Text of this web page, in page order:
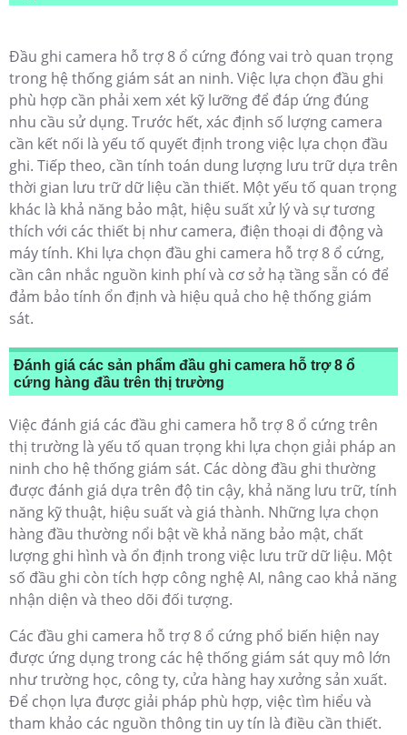
Đầu ghi camera hỗ trợ 8 ổ cứng đóng vai trò quan trọng
trong hệ thống giám sát an ninh. Việc lựa chọn đầu ghi
phù hợp cần phải xem xét kỹ lưỡng để đáp ứng đúng
nhu cầu sử dụng. Trước hết, xác định số lượng camera
cần kết nối là yếu tố quyết định trong việc lựa chọn đầu
ghi. Tiếp theo, cần tính toán dung lượng lưu trữ dựa trên
thời gian lưu trữ dữ liệu cần thiết. Một yếu tố quan trọng
khác là khả năng bảo mật, hiệu suất xử lý và sự tương
thích với các thiết bị như camera, điện thoại di động và
máy tính. Khi lựa chọn đầu ghi camera hỗ trợ 8 ổ cứng,
cần cân nhắc nguồn kinh phí và cơ sở hạ tầng sẵn có để
đảm bảo tính ổn định và hiệu quả cho hệ thống giám
sát.
Đánh giá các sản phẩm đầu ghi camera hỗ trợ 8 ổ
cứng hàng đầu trên thị trường
Việc đánh giá các đầu ghi camera hỗ trợ 8 ổ cứng trên
thị trường là yếu tố quan trọng khi lựa chọn giải pháp an
ninh cho hệ thống giám sát. Các dòng đầu ghi thường
được đánh giá dựa trên độ tin cậy, khả năng lưu trữ, tính
năng kỹ thuật, hiệu suất và giá thành. Những lựa chọn
hàng đầu thường nổi bật về khả năng bảo mật, chất
lượng ghi hình và ổn định trong việc lưu trữ dữ liệu. Một
số đầu ghi còn tích hợp công nghệ AI, nâng cao khả năng
nhận diện và theo dõi đối tượng.
Các đầu ghi camera hỗ trợ 8 ổ cứng phổ biến hiện nay
được ứng dụng trong các hệ thống giám sát quy mô lớn
như trường học, công ty, cửa hàng hay xưởng sản xuất.
Để chọn lựa được giải pháp phù hợp, việc tìm hiểu và
tham khảo các nguồn thông tin uy tín là điều cần thiết.